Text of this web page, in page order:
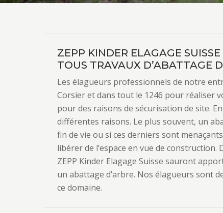
ZEPP KINDER ELAGAGE
TOUS TRAVAUX D’ABATTAGE
Les élagueurs professionnels de notre
Corsier et dans tout le 1246 pour réaliser
pour des raisons de sécurisation de site.
différentes raisons. Le plus souvent, un
fin de vie ou si ces derniers sont
libérer de l’espace en vue de
ZEPP Kinder Elagage Suisse sauront
un abattage d’arbre. Nos élagueurs sont
ce domaine.